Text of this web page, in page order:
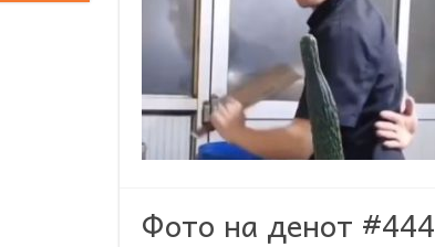
Фото на денот #444